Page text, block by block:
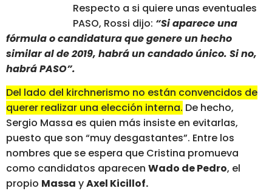
Respecto a si quiere unas eventuales
PASO, Rossi dijo: “Si aparece una
fórmula o candidatura que genere un hecho
similar al de 2019, habrá un candado único. Si no,
habrá PASO”.
Del lado del kirchnerismo no están convencidos de
querer realizar una elección interna. De hecho,
Sergio Massa es quien más insiste en evitarlas,
puesto que son “muy desgastantes”. Entre los
nombres que se espera que Cristina promueva
como candidatos aparecen Wado de Pedro, el
propio Massa yAxel Kicillof.